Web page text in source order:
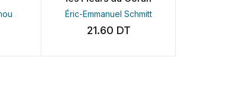
Éric-Emmanuel Schmitt
21.60DT